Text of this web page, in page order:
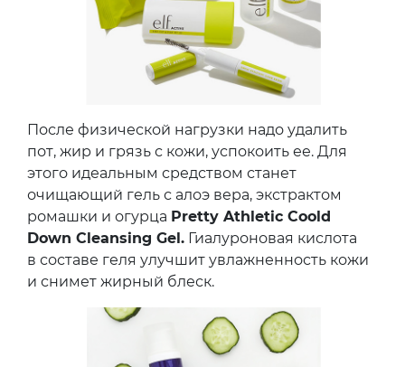
После физической нагрузки надо удалить
пот, жир и грязь с кожи, успокоить ее. Для
этого идеальным средством станет
очищающий гель с алоэ вера, экстрактом
ромашки и огурца Pretty Athletic Coold
Down Cleansing Gel. Гиалуроновая кислота
в составе геля улучшит увлажненность кожи
и снимет жирный блеск.